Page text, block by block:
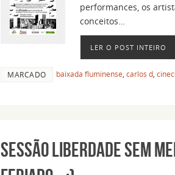
performances, os
conceitos…
LER O POST INTEIRO
MARCADO baixada fluminense carlos d,
Sessão Liberdade Sem